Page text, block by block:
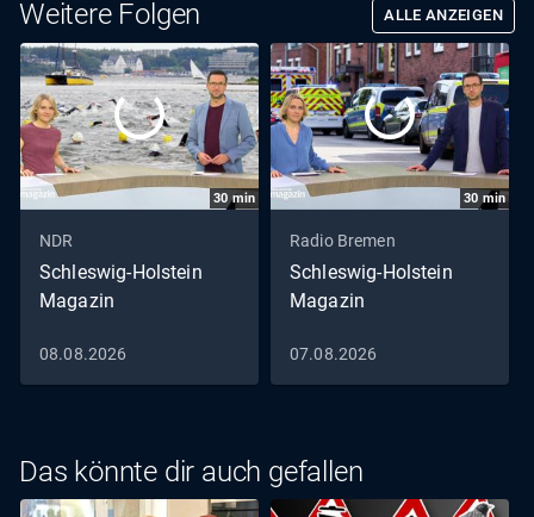
Weitere Folgen ALLE ANZEIGEN
30 min
NDR
Schleswig-Holstein
Magazin
08.08.2026
30 min
Radio Bremen
Schleswig-Holstein
Magazin
07.08.2026
Das könnte dir auch gefallen